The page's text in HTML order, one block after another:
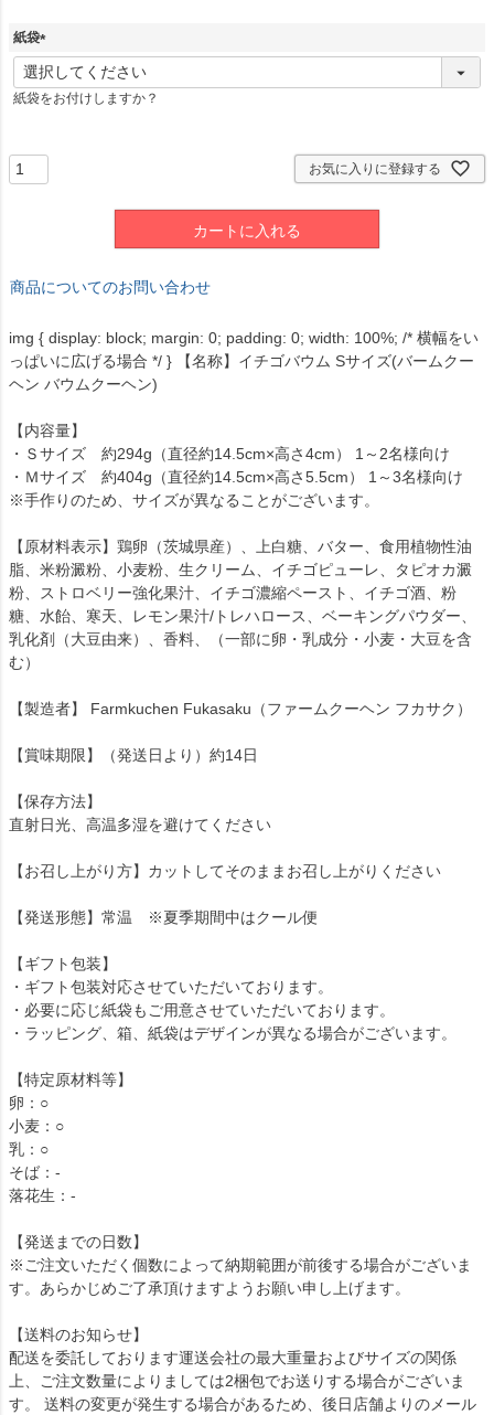
紙袋
(
必
須
紙袋をお付けしますか？
お気に入りに登録する
カートに入れる
商品についてのお問い合わせ
img { display: block; margin: 0; padding: 0; width: 100%; /* 横幅をい
っぱいに広げる場合 */ } 【名称】イチゴバウム Sサイズ(バームクー
ヘン バウムクーヘン)
【内容量】
・Ｓサイズ 約294g（直径約14.5cm×高さ4cm） 1～2名様向け
・Ｍサイズ 約404g（直径約14.5cm×高さ5.5cm） 1～3名様向け
※手作りのため、サイズが異なることがございます。
【原材料表示】鶏卵（茨城県産）、上白糖、バター、食用植物性油
脂、米粉澱粉、小麦粉、生クリーム、イチゴピューレ、タピオカ澱
粉、ストロベリー強化果汁、イチゴ濃縮ペースト、イチゴ酒、粉
糖、水飴、寒天、レモン果汁/トレハロース、ベーキングパウダー、
乳化剤（大豆由来）、香料、（一部に卵・乳成分・小麦・大豆を含
む）
【製造者】 Farmkuchen Fukasaku（ファームクーヘン フカサク）
【賞味期限】（発送日より）約14日
【保存方法】
直射日光、高温多湿を避けてください
【お召し上がり方】カットしてそのままお召し上がりください
【発送形態】常温 ※夏季期間中はクール便
【ギフト包装】
・ギフト包装対応させていただいております。
・必要に応じ紙袋もご用意させていただいております。
・ラッピング、箱、紙袋はデザインが異なる場合がございます。
【特定原材料等】
卵：○
小麦：○
乳：○
そば：-
落花生：-
【発送までの日数】
※ご注文いただく個数によって納期範囲が前後する場合がございま
す。あらかじめご了承頂けますようお願い申し上げます。
【送料のお知らせ】
配送を委託しております運送会社の最大重量およびサイズの関係
上、ご注文数量によりましては2梱包でお送りする場合がございま
す。 送料の変更が発生する場合があるため、後日店舗よりのメール